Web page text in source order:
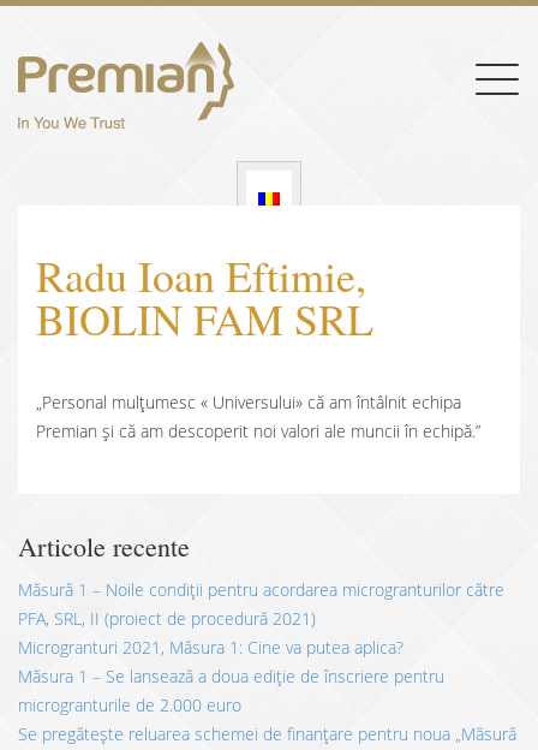
Radu Ioan Eftimie,
BIOLIN FAM SRL
„Personal mulțumesc « Universului» că am întâlnit echipa
Premian și că am descoperit noi valori ale muncii în echipă.”
Articole recente
Măsură 1 – Noile condiții pentru acordarea microgranturilor către
PFA, SRL, II (proiect de procedură 2021)
Microgranturi 2021, Măsura 1: Cine va putea aplica?
Măsura 1 – Se lansează a doua ediție de înscriere pentru
microgranturile de 2.000 euro
Se pregătește reluarea schemei de finanțare pentru noua „Măsură